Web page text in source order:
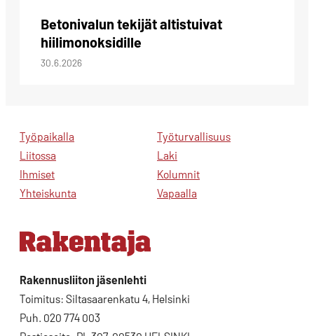
Betonivalun tekijät altistuivat
hiilimonoksidille
30.6.2026
Työpaikalla
Liitossa
Ihmiset
Yhteiskunta
Työturvallisuus
Laki
Kolumnit
Vapaalla
Rakennusliiton jäsenlehti
Toimitus: Siltasaarenkatu 4, Helsinki
Puh. 020 774 003